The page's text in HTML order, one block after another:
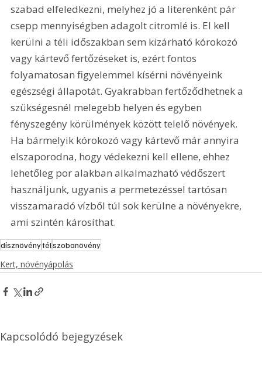
szabad elfeledkezni, melyhez jó a literenként pár
csepp mennyiségben adagolt citromlé is. El kell
kerülni a téli időszakban sem kizárható kórokozó
vagy kártevő fertőzéseket is, ezért fontos
folyamatosan figyelemmel kísérni növényeink
egészségi állapotát. Gyakrabban fertőződhetnek a
szükségesnél melegebb helyen és egyben
fényszegény körülmények között telelő növények.
Ha bármelyik kórokozó vagy kártevő már annyira
elszaporodna, hogy védekezni kell ellene, ehhez
lehetőleg por alakban alkalmazható védőszert
használjunk, ugyanis a permetezéssel tartósan
visszamaradó vízből túl sok kerülne a növényekre,
ami szintén károsíthat.
dísznövénytélszobanövény
Kert, növényápolás
Kapcsolódó bejegyzések